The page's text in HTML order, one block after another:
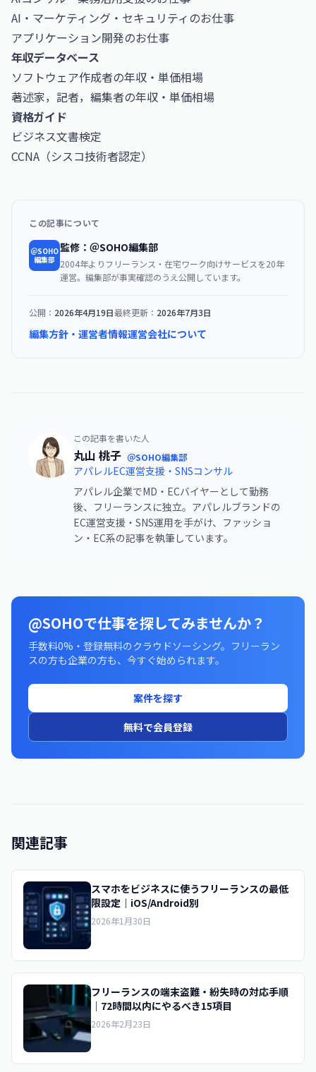
AI・マーケティング・セキュリティのお仕事
アプリケーション開発のお仕事
年収データベース
ソフトウェア作成者の年収・単価相場
著述家，記者，編集者の年収・単価相場
資格ガイド
ビジネス文書検定
CCNA（シスコ技術者認定）
この記事について
＠SOHO
編集部
監修：＠SOHO編集部
2004年よりフリーランス・在宅ワーク向けサービスを20年
運営。編集部が事実確認のうえ公開しています。
公開： 2026年4月19日最終更新： 2026年7月3日
編集方針・運営者情報運営会社について
この記事を書いた人
丸山 桃子 ＠SOHO編集部
アパレルEC運営支援・SNSコンサル
アパレル企業でMD・ECバイヤーとして勤務
後、フリーランスに独立。アパレルブランドの
EC運営支援・SNS運用を手がけ、ファッショ
ン・EC系の記事を執筆しています。
@SOHOで仕事を探してみませんか？
手数料0%・登録無料のクラウドソーシング。フリーラン
スの方も企業の方も、今すぐ始められます。
案件を探す
無料で会員登録
関連記事
スマホをビジネスに使うフリーランスの最低
限設定｜iOS/Android別
2026年1月30日
フリーランスの端末盗難・紛失時の対応手順
｜72時間以内にやるべき15項目
2026年2月23日